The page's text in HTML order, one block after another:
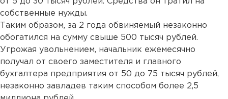
собственные нужды.
Таким образом, за 2 года обвиняемый незаконно
обогатился на сумму свыше 500 тысяч рублей.
Угрожая увольнением, начальник ежемесячно
получал от своего заместителя и главного
бухгалтера предприятия от 50 до 75 тысяч рублей,
незаконно завладев таким способом более 2,5